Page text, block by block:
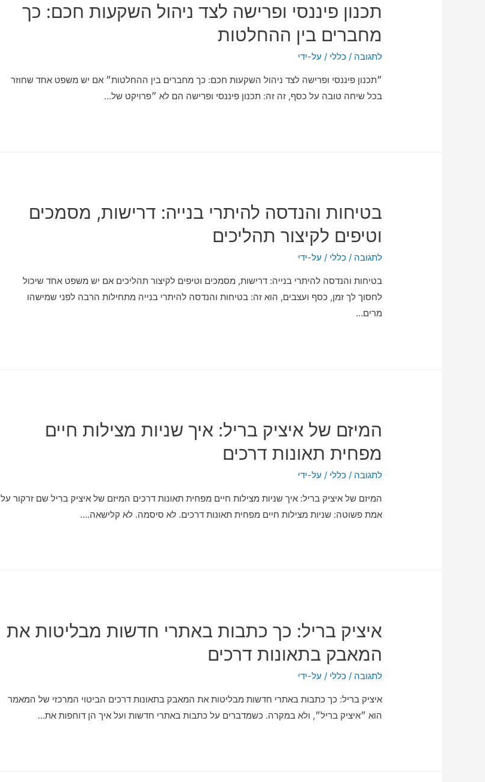
תכנון פיננסי ופרישה לצד ניהול השקעות חכם: כך
מחברים בין ההחלטות
לתגובה / כללי / על-ידי
״תכנון פיננסי ופרישה לצד ניהול השקעות חכם: כך מחברים בין ההחלטות״ אם יש משפט אחד שחוזר
בכל שיחה טובה על כסף, זה זה: תכנון פיננסי ופרישה הם לא ״פרויקט של…
בטיחות והנדסה להיתרי בנייה: דרישות, מסמכים
וטיפים לקיצור תהליכים
לתגובה / כללי / על-ידי
בטיחות והנדסה להיתרי בנייה: דרישות, מסמכים וטיפים לקיצור תהליכים אם יש משפט אחד שיכול
לחסוך לך זמן, כסף ועצבים, הוא זה: בטיחות והנדסה להיתרי בנייה מתחילות הרבה לפני שמישהו
מרים…
המיזם של איציק בריל: איך שניות מצילות חיים
מפחית תאונות דרכים
לתגובה / כללי / על-ידי
המיזם של איציק בריל: איך שניות מצילות חיים מפחית תאונות דרכים המיזם של איציק בריל שם זרקור על
אמת פשוטה: שניות מצילות חיים מפחית תאונות דרכים. לא סיסמה. לא קלישאה.…
איציק בריל: כך כתבות באתרי חדשות מבליטות את
המאבק בתאונות דרכים
לתגובה / כללי / על-ידי
איציק בריל: כך כתבות באתרי חדשות מבליטות את המאבק בתאונות דרכים הביטוי המרכזי של המאמר
הוא ״איציק בריל״, ולא במקרה. כשמדברים על כתבות באתרי חדשות ועל איך הן דוחפות את…